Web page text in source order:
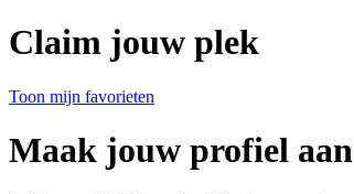
Claim jouw plek
Toon mijn favorieten
Maak jouw profiel aan